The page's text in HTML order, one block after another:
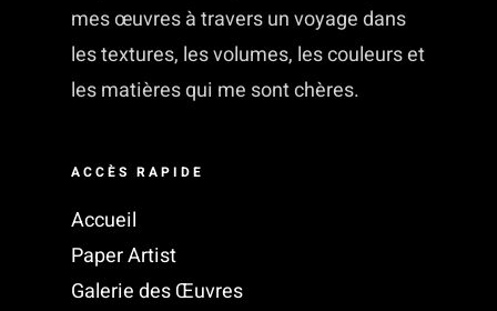
mes œuvres à travers un voyage dans
les textures, les volumes, les couleurs et
les matières qui me sont chères.
ACCÈS RAPIDE
Accueil
Paper Artist
Galerie des Œuvres